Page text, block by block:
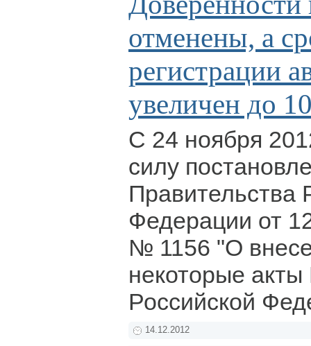
отменены, а
регистрации
увеличен до
С 24 ноября
силу
Правительства
Федерации от
№ 1156 "О
некоторые
Российской
14.12.2012